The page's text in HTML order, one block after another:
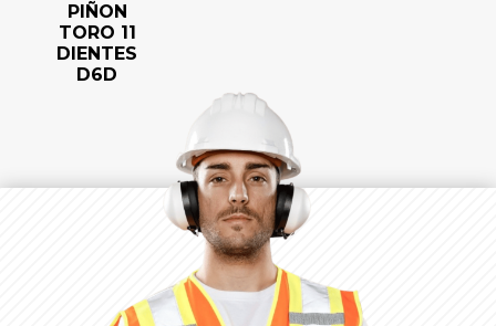
PIÑON
TORO 11
DIENTES
D6D